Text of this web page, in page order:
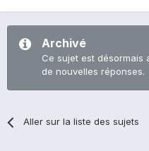
Archivé
Ce sujet est
de nouvelles réponses.
Aller sur la liste des sujets